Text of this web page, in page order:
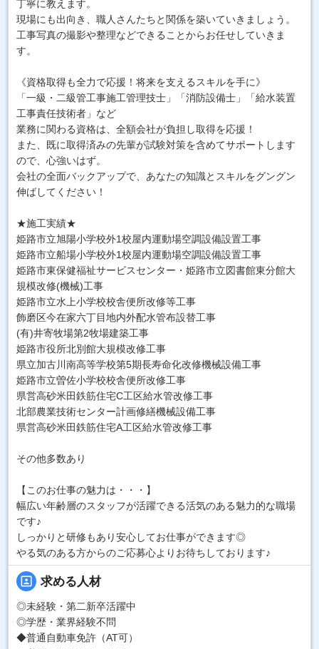
丁寧に教えます。
現場にも出向き、職人さんたちと関係を築いていきましょう。
工事写真の撮影や整理などできることからお任せしていきま
す。
《資格取得も全力で応援！将来を支えるスキルを手に》
「一級・二級管工事施工管理技士」「消防設備士」「給水装置
工事責任技術者」など
業務に関わる資格は、全額会社が負担し取得を応援！
また、既に取得済みの先輩が試験対策を含めてサポートします
ので、心強いはず。
会社の全面バックアップで、あなたの知識とスキルをグングン
伸ばしてください！
★施工実績★
姫路市立旭陽小学校外1校屋内運動場空調設備設置工事
姫路市立船場小学校外1校屋内運動場空調設備設置工事
姫路市東保健福祉サービスセンター・姫路市立図書館東分館大
規模改修(機械)工事
姫路市立水上小学校校舎便所改修等工事
飾磨区今在家六丁目地内外配水管布設替工事
(有)井寄牧場第2牧場建築工事
姫路市役所北別館大規模改修工事
県立加古川南高等学校第5期長寿命化改修機械設備工事
姫路市立曽佐小学校校舎便所改修工事
県営高砂米田鉄筋住宅C工区給水管改修工事
北部農業技術センター計画修繕機械設備工事
県営高砂米田鉄筋住宅A工区給水管改修工事
その他多数あり
【このお仕事の魅力は・・・】
幅広い年齢層のスタッフが活躍できる活気のある魅力的な職場
です♪
しっかりと研修もあり安心してお仕事ができます◎
やる気のある方からのご応募心よりお待ちしております♪
portrait 求める人材
◎未経験・第二新卒活躍中
◎学歴・業界経験不問
◆普通自動車免許（AT可）